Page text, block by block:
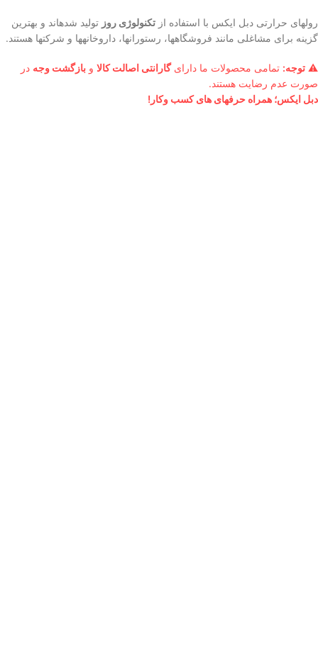
رولهای حرارتی دبل ایکس با استفاده از تکنولوژی روز تولید شدهاند و بهترین
گزینه برای مشاغلی مانند فروشگاهها، رستورانها، داروخانهها و شرکتها هستند.
⚠️ توجه: تمامی محصولات ما دارایگارانتی اصالت کالا و بازگشت وجه در
صورت عدم رضایت هستند.
دبل ایکس؛ همراه حرفهای های کسب وکار!